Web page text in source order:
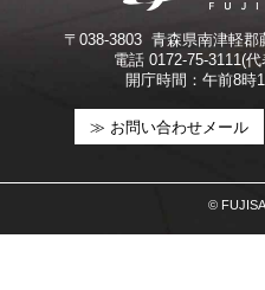
〒038-3803 青森県南津軽郡
電話 0172-75-3111(
開庁時間：午前8時
≫ お問い合わせメール
©